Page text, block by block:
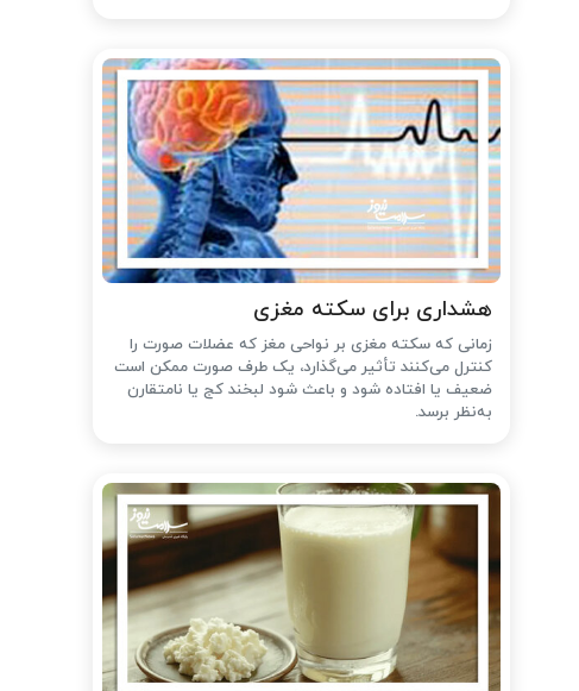
هشداری برای سکته مغزی
زمانی که سکته مغزی بر نواحی مغز که عضلات صورت را
کنترل می‌کنند تأثیر می‌گذارد، یک طرف صورت ممکن است
ضعیف یا افتاده شود و باعث شود لبخند کج یا نامتقارن
به‌نظر برسد.